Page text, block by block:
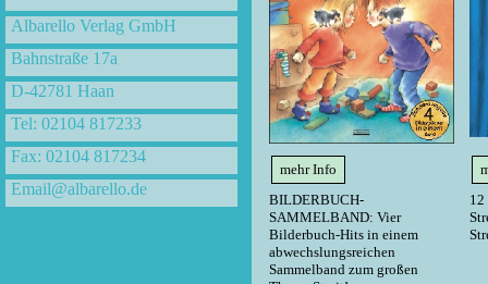
Albarello Verlag GmbH
Bahnstraße 17a
D-42781 Haan
Tel: 02104 817233
Fax: 02104 817234
Email@albarello.de
mehr Info
BILDERBUCH-
SAMMELBAND: Vier
Bilderbuch-Hits in einem
abwechslungsreichen
Sammelband zum großen